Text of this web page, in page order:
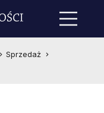
Sprzedaż